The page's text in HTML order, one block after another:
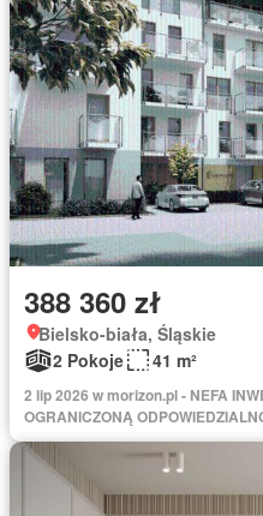
388 360 zł
Bielsko-biała, Śląskie
2 Pokoje
41 m²
2 lip 2026 w morizon.pl - NEFA
OGRANICZONĄ